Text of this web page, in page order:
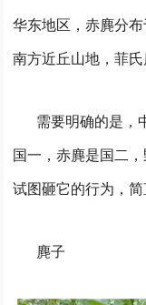
华东地区，赤麂分
南方近丘山地，菲氏
需要明确的是，
国一，赤麂是国二
试图砸它的行为，简
麂子